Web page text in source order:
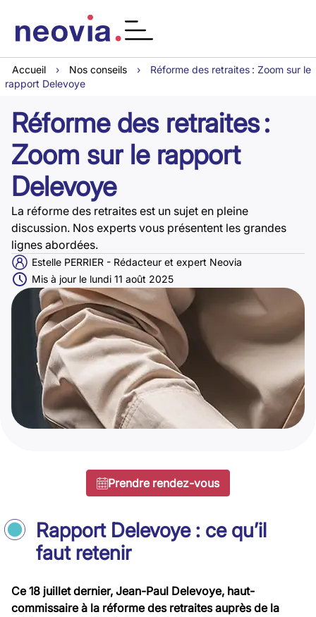
Accueil › Nos conseils ›
Réforme des retraites : Zoom sur le
rapport Delevoye
Réforme des retraites :
Zoom sur le rapport
Delevoye
La réforme des retraites est un sujet en pleine
discussion. Nos experts vous présentent les grandes
lignes abordées.
Estelle PERRIER - Rédacteur et expert Neovia
Mis à jour le lundi 11 août 2025
Prendre rendez-vous
Rapport Delevoye : ce qu’il
faut retenir
Ce 18 juillet dernier, Jean-Paul Delevoye, haut-
commissaire à la réforme des retraites auprès de la